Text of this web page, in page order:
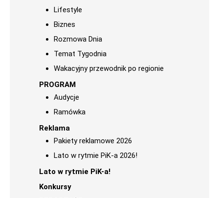
Lifestyle
Biznes
Rozmowa Dnia
Temat Tygodnia
Wakacyjny przewodnik po regionie
PROGRAM
Audycje
Ramówka
Reklama
Pakiety reklamowe 2026
Lato w rytmie PiK-a 2026!
Lato w rytmie PiK-a!
Konkursy